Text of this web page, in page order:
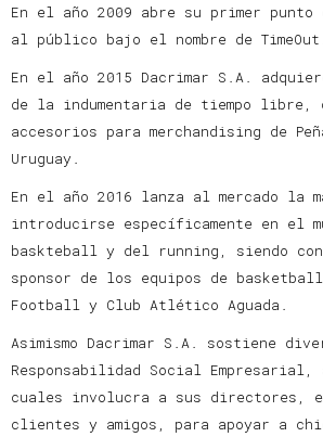
En el año 2009 abre su primer
al público bajo el nombre de
En el año 2015 Dacrimar S.A.
de la indumentaria de tiempo libre,
accesorios para merchandising de
Uruguay.
En el año 2016 lanza al mercado la
introducirse específicamente en el
baskteball y del running, siendo con
sponsor de los equipos de
Football y Club Atlético Aguada.
Asimismo Dacrimar S.A. sostiene
Responsabilidad Social
cuales involucra a sus directores,
clientes y amigos, para apoyar a